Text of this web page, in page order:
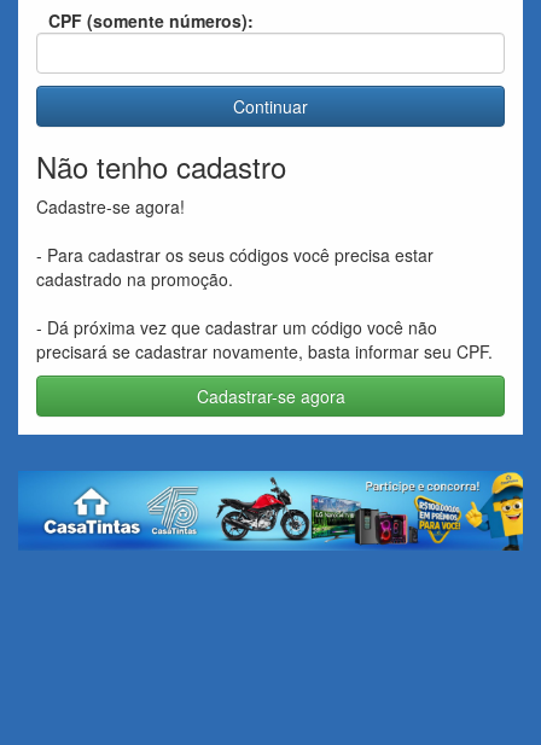
CPF (somente números):
Continuar
Não tenho cadastro
Cadastre-se agora!
- Para cadastrar os seus códigos você precisa estar
cadastrado na promoção.
- Dá próxima vez que cadastrar um código você não
precisará se cadastrar novamente, basta informar seu CPF.
Cadastrar-se agora